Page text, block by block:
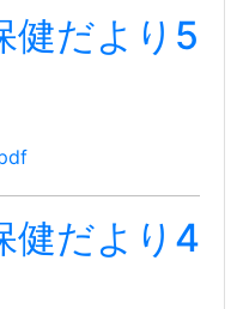
だより5
だより4